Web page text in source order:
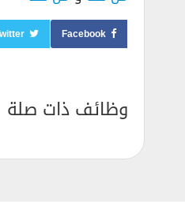
Facebook
وظائف ذات صلة